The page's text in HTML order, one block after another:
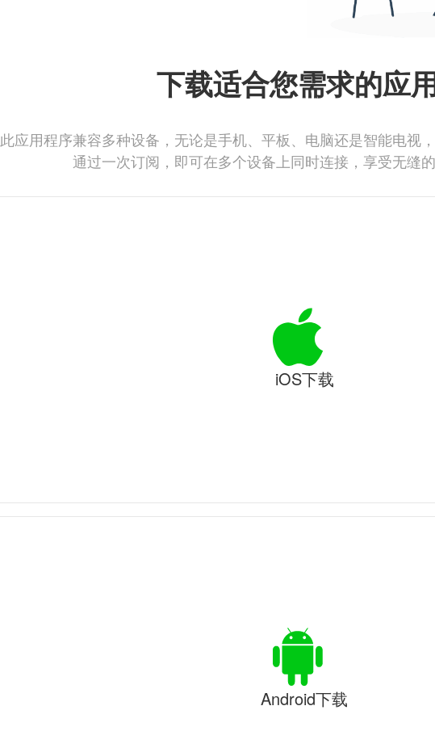
下载适合您需求的应
此应用程序兼容多种设备，无论是手机、平板、电脑还是智能电视
通过一次订阅，即可在多个设备上同时连接，享受无缝的
iOS下载
Android下载